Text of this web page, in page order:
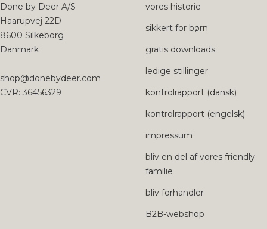
Done by Deer A/S
Haarupvej 22D
8600 Silkeborg
Danmark
shop@donebydeer.com
CVR: 36456329
vores historie
sikkert for børn
gratis downloads
ledige stillinger
kontrolrapport (dansk)
kontrolrapport (engelsk)
impressum
bliv en del af vores friendly
familie
bliv forhandler
B2B-webshop